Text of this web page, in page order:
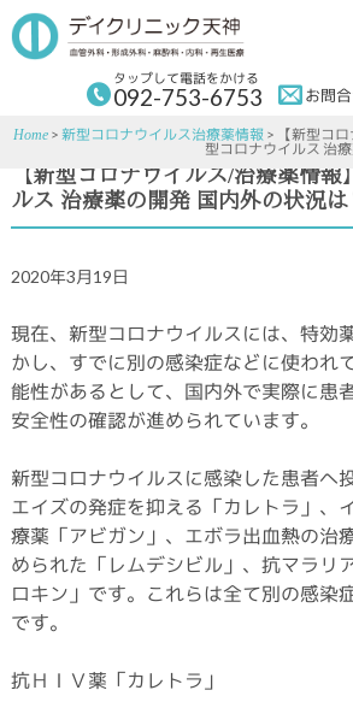
to
main
content
to
primary
sidebar
タップして電話をかける
092-753-6753 お問
Home > 新型コロナウイルス治療薬情報 > 【新型コ
型コロナウイルス 治
【新型コロナウイルス/治療薬情報
ルス 治療薬の開発 国内外の状況は
2020年3月19日
現在、新型コロナウイルスには、特効
かし、すでに別の感染症などに使われ
能性があるとして、国内外で実際に患
安全性の確認が進められています。
新型コロナウイルスに感染した患者へ
エイズの発症を抑える「カレトラ」、
療薬「アビガン」、エボラ出血熱の治
められた「レムデシビル」、抗マラリ
ロキン」です。これらは全て別の感染
です。
抗ＨＩＶ薬「カレトラ」